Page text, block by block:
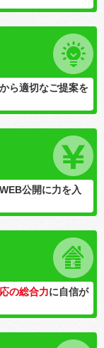
ら適切なご提案を
公開に力を入
の総合力に自信が